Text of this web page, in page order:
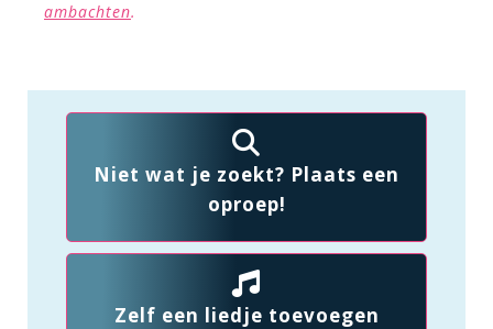
ambachten.
Niet wat je zoekt? Plaats een
oproep!
Zelf een liedje toevoegen